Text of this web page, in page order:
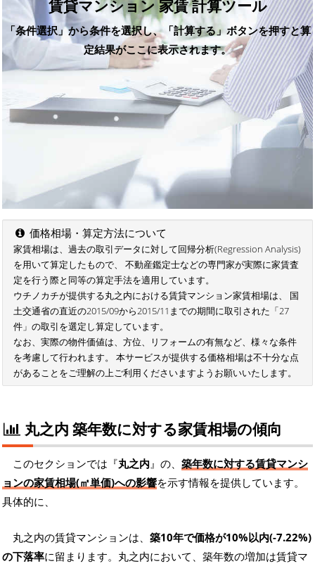
賃貸マンション 家賃 計算ツール
「条件選択」から条件を選択し、「計算する」ボタンを押すと算
定結果がここに表示されます。
価格相場・算定方法について
家賃相場は、過去の取引データに対して回帰分析(Regression Analysis)
を用いて算定したもので、 不動産鑑定士などの専門家が実際に家賃査
定を行う際と同等の算定手法を適用しています。
ウチノカチが提供する丸之内における賃貸マンション家賃相場は、 国
土交通省の直近の2015/09から2015/11までの期間に取引された「27
件」の取引を選定し算定しています。
なお、実際の物件価値は、方位、リフォームの有無など、様々な条件
を考慮して行われます。 本サービスが提供する価格相場は不十分な点
があることをご理解の上ご利用くださいますようお願いいたします。
丸之内 築年数に対する家賃相場の傾向
このセクションでは『丸之内』の、 築年数に対する賃貸マンシ
ョンの家賃相場(㎡単価)への影響を示す情報を提供しています。
具体的に、
丸之内の賃貸マンションは、 築10年で価格が10%以内(-7.22%)
の下落率に留まります。丸之内において、築年数の増加は賃貸マ